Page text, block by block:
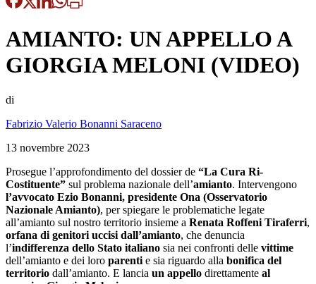
AMIANTO: UN APPELLO A
GIORGIA MELONI (VIDEO)
di
Fabrizio Valerio Bonanni Saraceno
13 novembre 2023
Prosegue l’approfondimento del dossier de “La Cura Ri-
Costituente” sul problema nazionale dell’amianto. Intervengono
l’avvocato Ezio Bonanni, presidente Ona (Osservatorio
Nazionale Amianto), per spiegare le problematiche legate
all’amianto sul nostro territorio insieme a Renata Roffeni Tiraferri,
orfana di genitori uccisi dall’amianto, che denuncia
l’indifferenza dello Stato italiano sia nei confronti delle vittime
dell’amianto e dei loro parenti e sia riguardo alla bonifica del
territorio dall’amianto. E lancia un appello direttamente al